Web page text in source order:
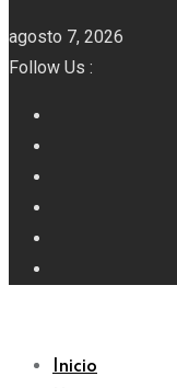
agosto 7, 2026
Follow Us :
Inicio